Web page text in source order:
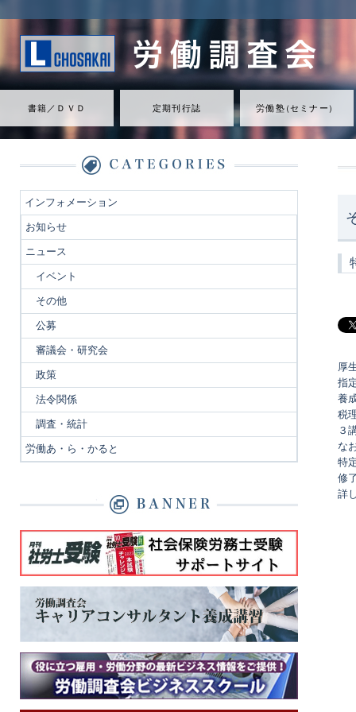
書籍／ＤＶＤ 定期刊行誌 労働塾（セミナ ー ）
厚
指
養
税
３
な
特
修
詳
インフォメーション
お知らせ
ニュース
イベント
その他
公募
審議会・研究会
政策
法令関係
調査・統計
労働あ・ら・かると